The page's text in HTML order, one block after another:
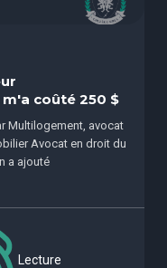
coûté 250 $
Multilogement, avocat
Avocat en droit du
a ajouté
Lecture